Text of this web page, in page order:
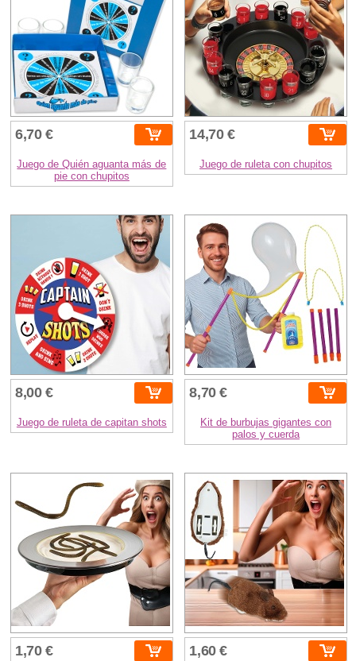
6,70 €
Juego de Quién aguanta más de
pie con chupitos
14,70 €
Juego de ruleta con chupitos
8,00 €
Juego de ruleta de capitan shots
8,70 €
Kit de burbujas gigantes con
palos y cuerda
1,70 € 1,60 €